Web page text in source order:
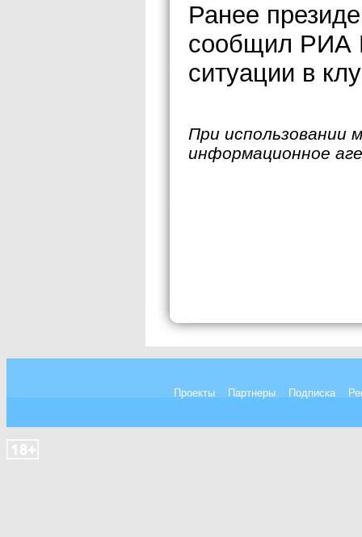
Ранее
сообщил РИА
ситуации в
При использовании
информационное
Проекты Партнеры Подписка